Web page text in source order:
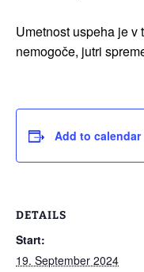
Umetnost uspeha je v
nemogoče, jutri
Add to calendar
DETAILS
Start:
19. September 2024